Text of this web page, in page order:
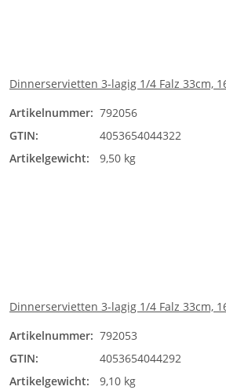
Dinnerservietten 3-lagig 1/4 Falz 33cm,
Artikelnummer: 792056
GTIN:
4053654044322
Artikelgewicht:
9,50 kg
Dinnerservietten 3-lagig 1/4 Falz 33cm,
Artikelnummer: 792053
GTIN:
4053654044292
Artikelgewicht:
9,10 kg